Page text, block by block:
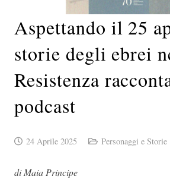
Aspettando il 25
storie degli ebrei
Resistenza
podcast
24 Aprile 2025 Personaggi e Storie
di Maia Principe